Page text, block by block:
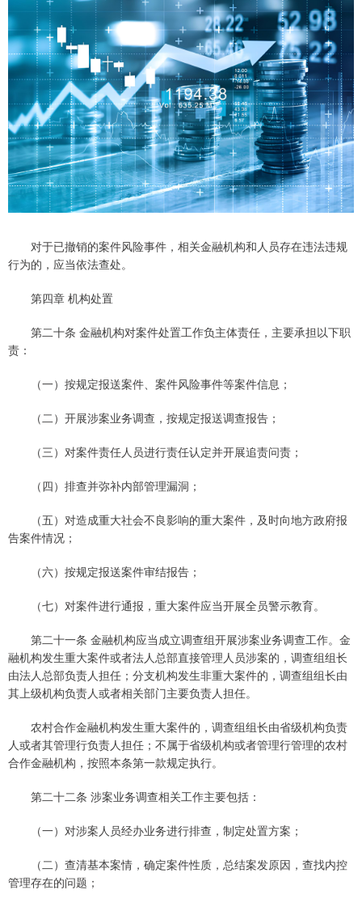
对于已撤销的案件风险事件，相关金融机构和人员存在违法违规
行为的，应当依法查处。
第四章 机构处置
第二十条 金融机构对案件处置工作负主体责任，主要承担以下职
责：
（一）按规定报送案件、案件风险事件等案件信息；
（二）开展涉案业务调查，按规定报送调查报告；
（三）对案件责任人员进行责任认定并开展追责问责；
（四）排查并弥补内部管理漏洞；
（五）对造成重大社会不良影响的重大案件，及时向地方政府报
告案件情况；
（六）按规定报送案件审结报告；
（七）对案件进行通报，重大案件应当开展全员警示教育。
第二十一条 金融机构应当成立调查组开展涉案业务调查工作。金
融机构发生重大案件或者法人总部直接管理人员涉案的，调查组组长
由法人总部负责人担任；分支机构发生非重大案件的，调查组组长由
其上级机构负责人或者相关部门主要负责人担任。
农村合作金融机构发生重大案件的，调查组组长由省级机构负责
人或者其管理行负责人担任；不属于省级机构或者管理行管理的农村
合作金融机构，按照本条第一款规定执行。
第二十二条 涉案业务调查相关工作主要包括：
（一）对涉案人员经办业务进行排查，制定处置方案；
（二）查清基本案情，确定案件性质，总结案发原因，查找内控
管理存在的问题；